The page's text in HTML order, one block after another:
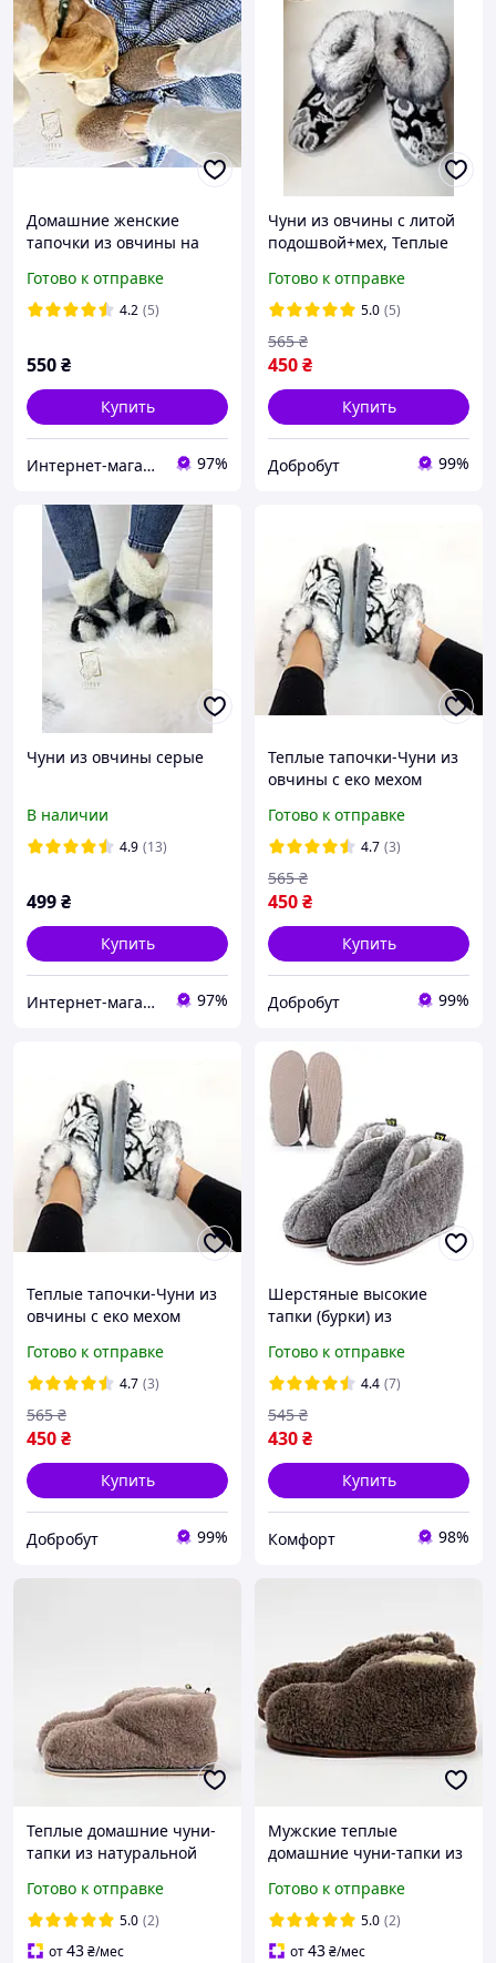
Домашние женские
тапочки из овчины на
Готово к отправке
4.2 (5)
550₴
Купить
Интернет-магазин "Галерея Овчины" 97%
Чуни из овчины с литой
подошвой+мех, Теплые
из шерсти, Тапочки чуни,
Чуни из овчины
Готово к отправке
5.0 (5)
450₴
565 ₴
Купить
Добробут 99%
Чуни из овчины серые
В наличии
4.9 (13)
499₴
Купить
Интернет-магазин "Галерея Овчины" 97%
Теплые тапочки-Чуни из
овчины с еко мехом
Готово к отправке
4.7 (3)
450₴
565 ₴
Купить
Добробут 99%
Теплые тапочки-Чуни из
овчины с еко мехом
Готово к отправке
4.7 (3)
450₴
565 ₴
Купить
Добробут 99%
Шерстяные высокие
тапки (бурки) из
Теплые тапочки из
овчины, Чуни с
подошвой
Готово к отправке
4.4 (7)
430₴
545 ₴
Купить
Комфорт 98%
Теплые домашние чуни-
тапки из натуральной
пеногумы (размеры 36-
45, серые)
Готово к отправке
5.0 (2)
от43₴/мес
Мужские теплые
домашние чуни-тапки из
подошвой из пеногумы
(размеры 36-45,
коричневые)
Готово к отправке
5.0 (2)
от43₴/мес